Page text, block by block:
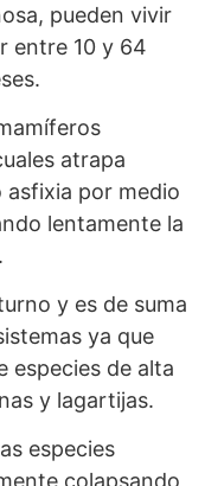
pueden vivir
entre 10 y 64
atrapa
asfixia por medio
lentamente la
y es de suma
ya que
especies de alta
y lagartijas.
especies
colapsando